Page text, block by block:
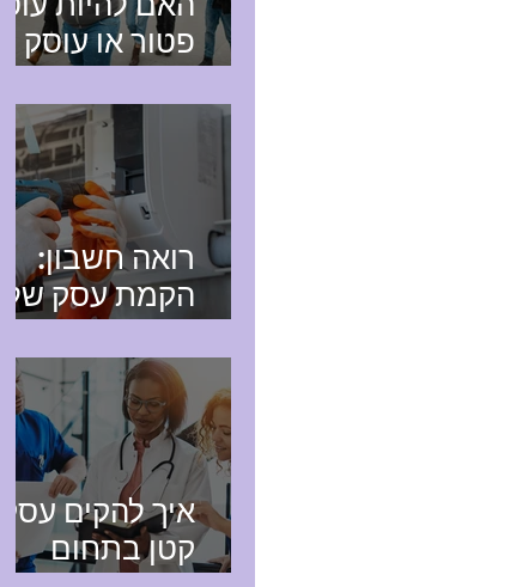
פטור או עוסק
למורה דרך
רואה חשבון:
הקמת עסק של
איך להקים עסק
קטן בתחום